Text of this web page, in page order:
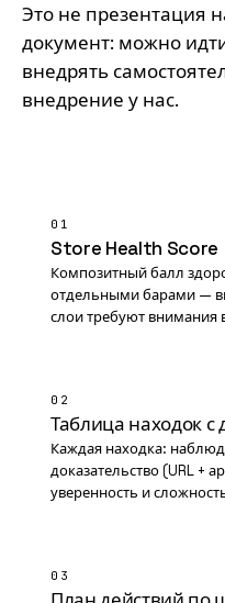
Это не презентация
документ: можно
внедрять
внедрение у нас.
01
Store Health Score
Композитный балл
отдельными барами —
слои требуют внимания
02
Таблица находок с
Каждая находка:
доказательство (URL +
уверенность и
03